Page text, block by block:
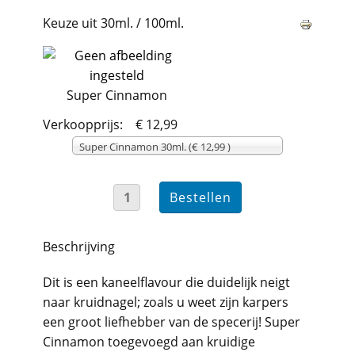
Keuze uit 30ml. / 100ml.
Super Cinnamon
Verkoopprijs:
€ 12,99
Super Cinnamon 30ml. (€ 12,99 )
Beschrijving
Dit is een kaneelflavour die duidelijk neigt
naar kruidnagel; zoals u weet zijn karpers
een groot liefhebber van de specerij! Super
Cinnamon toegevoegd aan kruidige